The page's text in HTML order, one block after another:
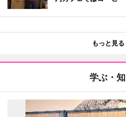
もっと見る
学ぶ・